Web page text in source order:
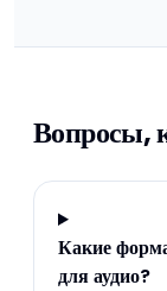
Вопросы,
Какие
для аудио?